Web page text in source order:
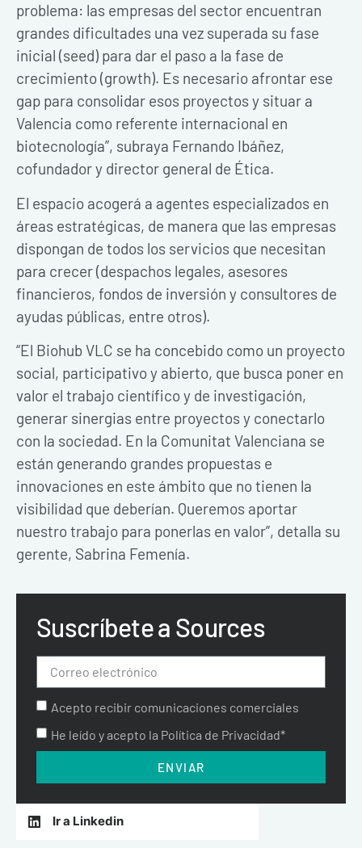
problema: las empresas del sector encuentran
grandes dificultades una vez superada su fase
inicial (seed) para dar el paso a la fase de
crecimiento (growth). Es necesario afrontar ese
gap para consolidar esos proyectos y situar a
Valencia como referente internacional en
biotecnología”, subraya Fernando Ibáñez,
cofundador y director general de Ética.
El espacio acogerá a agentes especializados en
áreas estratégicas, de manera que las empresas
dispongan de todos los servicios que necesitan
para crecer (despachos legales, asesores
financieros, fondos de inversión y consultores de
ayudas públicas, entre otros).
“El Biohub VLC se ha concebido como un proyecto
social, participativo y abierto, que busca poner en
valor el trabajo científico y de investigación,
generar sinergias entre proyectos y conectarlo
con la sociedad. En la Comunitat Valenciana se
están generando grandes propuestas e
innovaciones en este ámbito que no tienen la
visibilidad que deberían. Queremos aportar
nuestro trabajo para ponerlas en valor”, detalla su
gerente, Sabrina Femenía.
Suscríbete a Sources
Acepto recibir comunicaciones comerciales
He leído y acepto la Política de Privacidad*
ENVIAR
Ir a Linkedin